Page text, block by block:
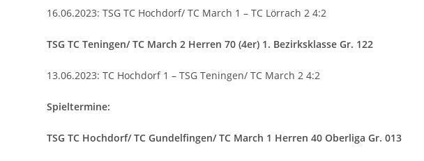
16.06.2023: TSG TC Hochdorf/ TC March 1 – TC Lörrach 2 4:2
TSG TC Teningen/ TC March 2 Herren 70 (4er) 1. Bezirksklasse Gr. 122
13.06.2023: TC Hochdorf 1 – TSG Teningen/ TC March 2 4:2
Spieltermine:
TSG TC Hochdorf/ TC Gundelfingen/ TC March 1 Herren 40 Oberliga Gr. 013